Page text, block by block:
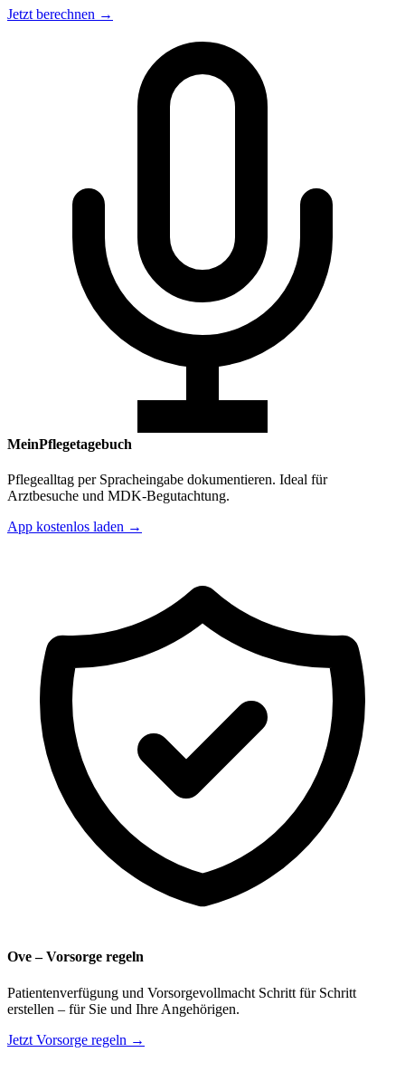
Jetzt berechnen →
MeinPflegetagebuch
Pflegealltag per Spracheingabe dokumentieren. Ideal für
Arztbesuche und MDK-Begutachtung.
App kostenlos laden →
Ove – Vorsorge regeln
Patientenverfügung und Vorsorgevollmacht Schritt für Schritt
erstellen – für Sie und Ihre Angehörigen.
Jetzt Vorsorge regeln →